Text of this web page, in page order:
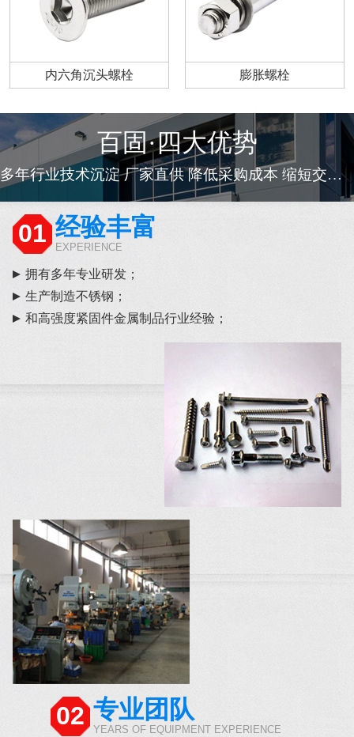
内六角沉头螺栓 膨胀螺栓
百固·四大优势
多年行业技术沉淀 厂家直供 降低采购成本 缩短交货周期
01 经验丰富
EXPERIENCE
拥有多年专业研发；
生产制造不锈钢；
和高强度紧固件金属制品行业经验；
02 专业团队
YEARS OF EQUIPMENT EXPERIENCE